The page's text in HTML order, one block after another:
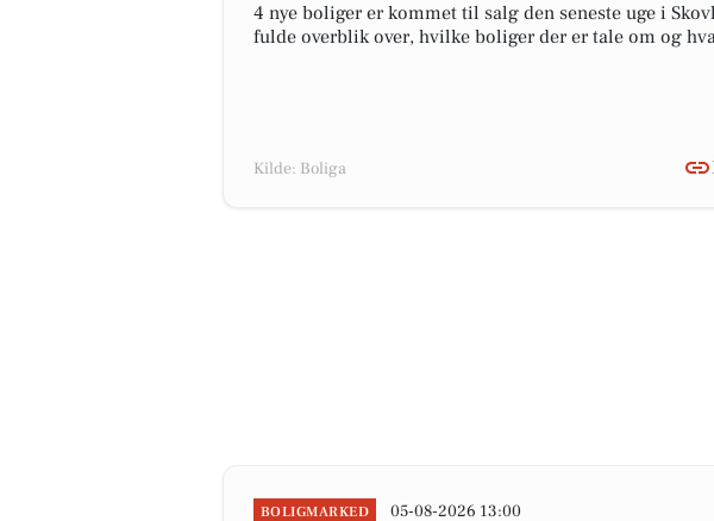
4 nye boliger er kommet til salg den seneste uge i
fulde overblik over, hvilke boliger der er tale om og
Kilde: Boliga
BOLIGMARKED 05-08-2026 13:00